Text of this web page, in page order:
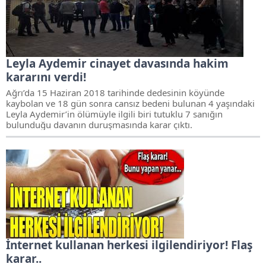
Leyla Aydemir cinayet davasında hakim
kararını verdi!
Ağrı’da 15 Haziran 2018 tarihinde dedesinin köyünde
kaybolan ve 18 gün sonra cansız bedeni bulunan 4 yaşındaki
Leyla Aydemir’in ölümüyle ilgili biri tutuklu 7 sanığın
bulunduğu davanın duruşmasında karar çıktı.
İnternet kullanan herkesi ilgilendiriyor! Flaş
karar..